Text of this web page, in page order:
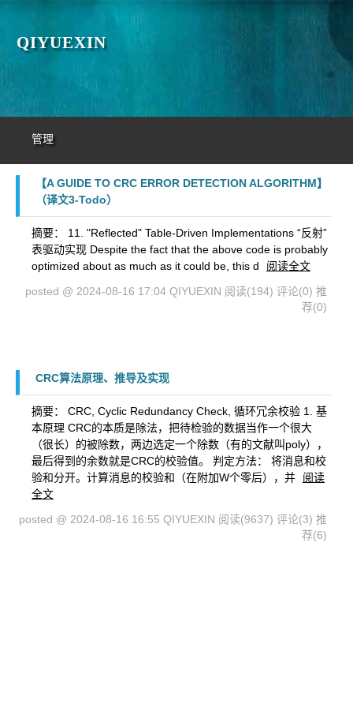
QIYUEXIN
管理
【A GUIDE TO CRC ERROR DETECTION ALGORITHM】
（译文3-Todo）
摘要： 11. "Reflected" Table-Driven Implementations “反射”
表驱动实现 Despite the fact that the above code is probably
optimized about as much as it could be, this d
阅读全文
posted @ 2024-08-16 17:04 QIYUEXIN 阅读(194) 评论(0) 推
荐(0)
CRC算法原理、推导及实现
摘要： CRC, Cyclic Redundancy Check, 循环冗余校验 1. 基
本原理 CRC的本质是除法，把待检验的数据当作一个很大
（很长）的被除数，两边选定一个除数（有的文献叫poly），
最后得到的余数就是CRC的校验值。 判定方法： 将消息和校
验和分开。计算消息的校验和（在附加W个零后），并
阅读
全文
posted @ 2024-08-16 16:55 QIYUEXIN 阅读(9637) 评论(3) 推
荐(6)